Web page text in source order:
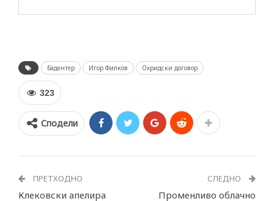
Бадентер Игор Филков Охридски договор
323
Сподели
ПРЕТХОДНО
Клековски апелира
СЛЕДНО
Променливо облачно